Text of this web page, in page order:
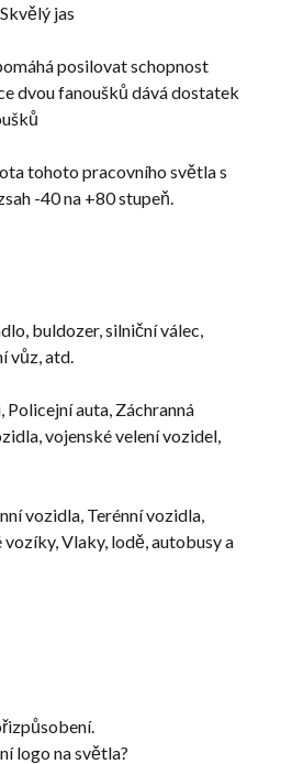
jas
posilovat schopnost
dvou fanoušků dává dostatek
tohoto pracovního světla s
-40 na +80 stupeň.
buldozer, silniční válec,
vůz, atd.
auta, Záchranná
vojenské velení vozidel,
vozidla, Terénní vozidla,
Vlaky, lodě, autobusy a
logo na světla?